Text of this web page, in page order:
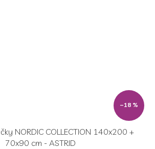
–18 %
NORDIC COLLECTION 140x200 +
70x90 cm - ASTRID